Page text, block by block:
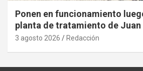
Ponen en funcionamiento
planta de tratamiento de Juan
3 agosto 2026 Redacción